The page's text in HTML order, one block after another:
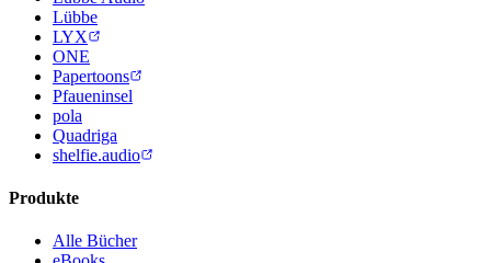
Lübbe
LYX
ONE
Papertoons
Pfaueninsel
pola
Quadriga
shelfie.audio
Produkte
Alle Bücher